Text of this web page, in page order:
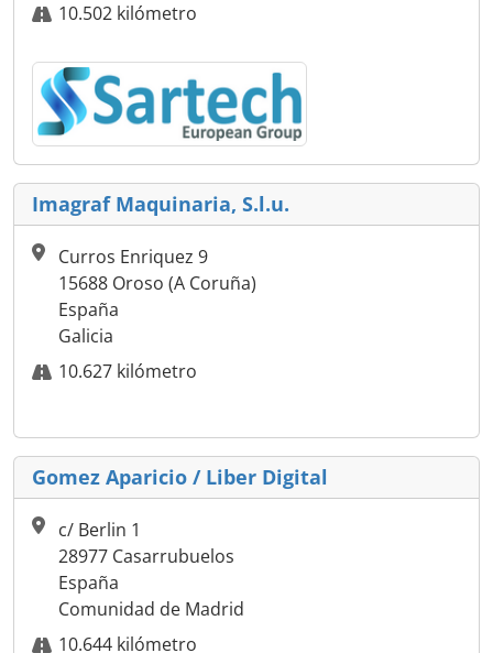
10.502 kilómetro
Imagraf Maquinaria, S.l.u.
Curros Enriquez 9
15688 Oroso (A Coruña)
España
Galicia
10.627 kilómetro
Gomez Aparicio / Liber Digital
c/ Berlin 1
28977 Casarrubuelos
España
Comunidad de Madrid
10.644 kilómetro